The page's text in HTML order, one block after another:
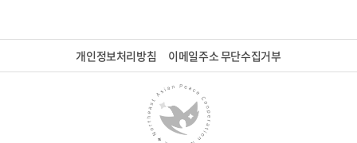
개인정보처리방침 이메일주소 무단수집거부